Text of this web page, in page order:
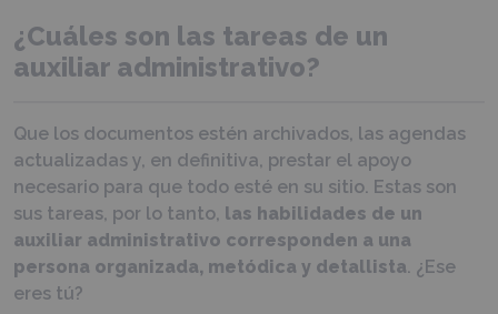
¿Cuáles son las tareas de un
auxiliar administrativo?
Que los documentos estén archivados, las agendas
actualizadas y, en definitiva, prestar el apoyo
necesario para que todo esté en su sitio. Estas son
sus tareas, por lo tanto, las habilidades de un
auxiliar administrativo corresponden a una
persona organizada, metódica y detallista. ¿Ese
eres tú?